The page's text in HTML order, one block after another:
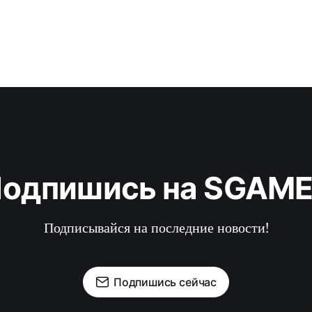
на
Подписывайся на последние новости!
Подпишись сейчас